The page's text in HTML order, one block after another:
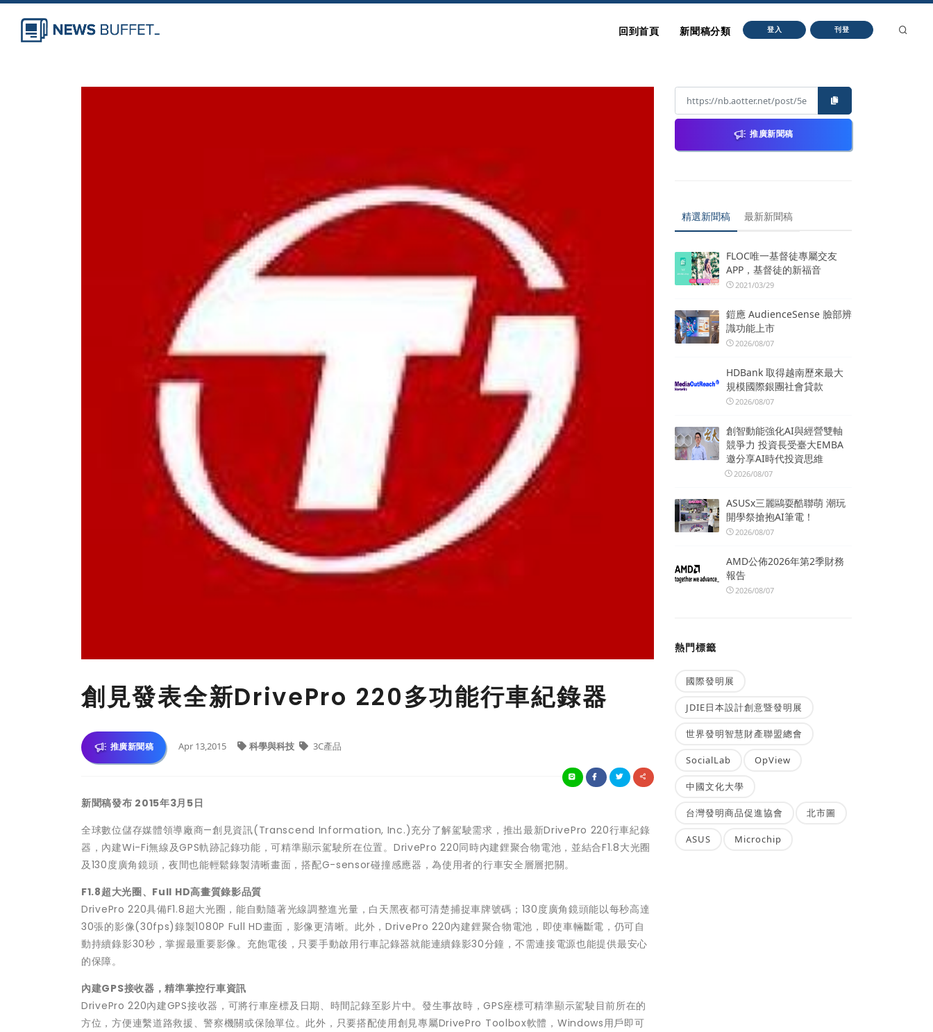
回到首頁 新聞稿分類 登入 刊登
創見發表全新DrivePro 220多功能行車紀錄器
推廣新聞稿 Apr 13,2015 科學與科技 3C產品
新聞稿發布 2015年3月 5日
全球數位儲存媒體領導廠商—創見資訊(Transcend Information, Inc.)充分了解駕駛需求，推出最新DrivePro 220行車紀錄
器，內建Wi-Fi無線及GPS軌跡記錄功能，可精準顯示駕駛所在位置。DrivePro 220同時內建鋰聚合物電池，並結合F1.8大光圈
及130度廣角鏡頭，夜間也能輕鬆錄製清晰畫面，搭配G-sensor碰撞感應器，為使用者的行車安全層層把關。
F1.8超大光圈、 Full HD高畫質錄影品質
DrivePro 220具備F1.8超大光圈，能自動隨著光線調整進光量，白天黑夜都可清楚捕捉車牌號碼；130度廣角鏡頭能以每秒高達
30張的影像(30fps)錄製1080P Full HD畫面，影像更清晰。此外，DrivePro 220內建鋰聚合物電池，即使車輛斷電，仍可自
動持續錄影30秒，掌握最重要影像。充飽電後，只要手動啟用行車記錄器就能連續錄影30分鐘，不需連接電源也能提供最安心
的保障。
內建GPS接收器，精準掌控行車資訊
DrivePro 220內建GPS接收器，可將行車座標及日期、時間記錄至影片中。發生事故時，GPS座標可精準顯示駕駛目前所在的
方位，方便連繫道路救援、警察機關或保險單位。此外，只要搭配使用創見專屬DrivePro Toolbox軟體，Windows用戶即可
推廣新聞稿
精選新聞稿 最新新聞稿
FLOC唯一基督徒專屬交友
APP，基督徒的新福音
2021/03/29
鎧應 AudienceSense 臉部辨
識功能上市
2026/08/07
HDBank 取得越南歷來最大
規模國際銀團社會貸款
2026/08/07
創智動能強化AI與經營雙軸
競爭力 投資長受臺大EMBA
邀分享AI時代投資思維
2026/08/07
ASUSx三麗鷗耍酷聯萌 潮玩
開學祭搶抱AI筆電！
2026/08/07
AMD公佈2026年第2季財務
報告
2026/08/07
熱門標籤
國際發明展
JDIE日本設計創意暨發明展
世界發明智慧財產聯盟總會
SocialLab OpView
中國文化大學
台灣發明商品促進協會 北市圖
ASUS Microchip